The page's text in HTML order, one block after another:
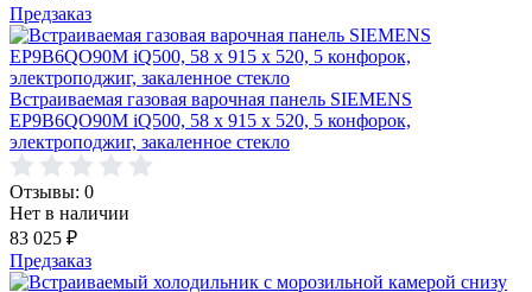
Предзаказ
Встраиваемая газовая варочная панель SIEMENS
EP9B6QO90M iQ500, 58 x 915 x 520, 5 конфорок,
электроподжиг, закаленное стекло
Отзывы: 0
Нет в наличии
83 025 ₽
Предзаказ